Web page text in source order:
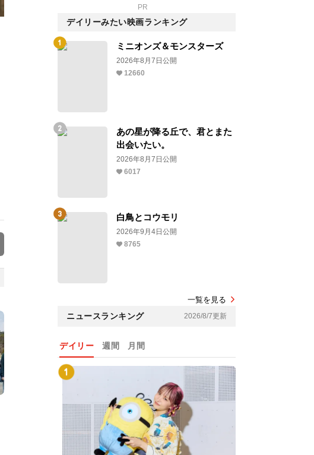
PR
デイリーみたい映画ランキング
ミニオンズ＆モンスターズ
2026年8月7日公開
12660
あの星が降る丘で、君とまた
出会いたい。
2026年8月7日公開
6017
白鳥とコウモリ
2026年9月4日公開
8765
一覧を見る
ニュースランキング 2026/8/7更新
デイリー 週間 月間